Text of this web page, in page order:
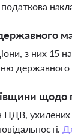
з них 15